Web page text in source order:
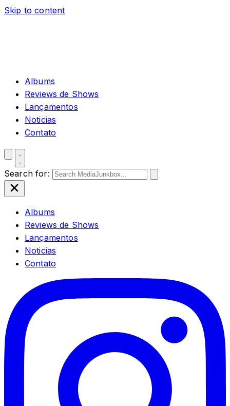
Skip to content
Albums
Reviews de Shows
Lançamentos
Noticias
Contato
Search for:
Albums
Reviews de Shows
Lançamentos
Noticias
Contato